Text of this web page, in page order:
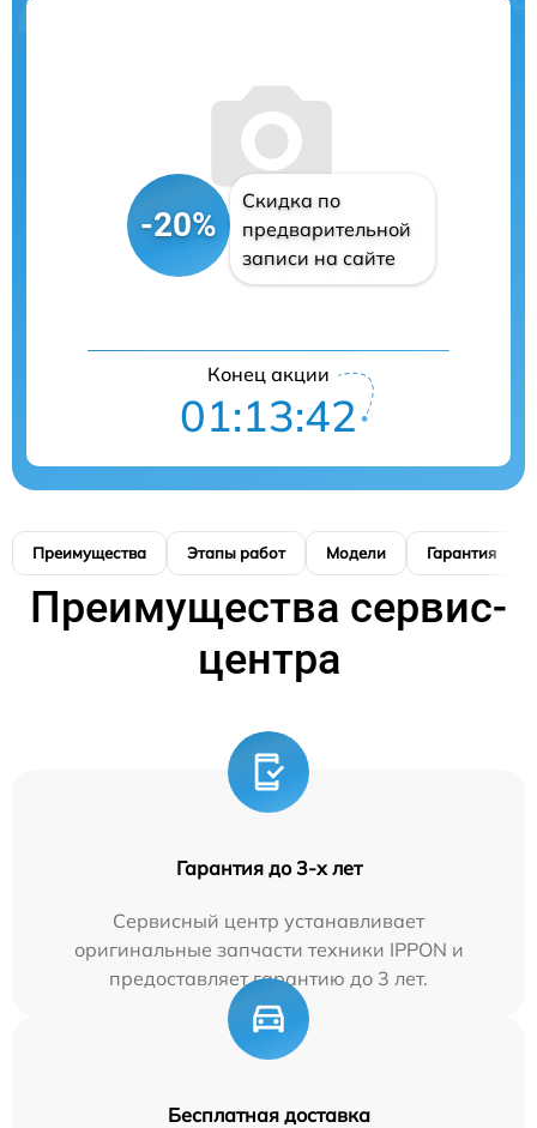
-20%
Скидка по
предварительной
записи на сайте
Конец акции
01:13:41
Преимущества Этапы работ Модели Гарантия
Преимущества сервис-
центра
Гарантия до 3-х лет
Сервисный центр устанавливает
оригинальные запчасти техники IPPON и
предоставляет гарантию до 3 лет.
Бесплатная доставка